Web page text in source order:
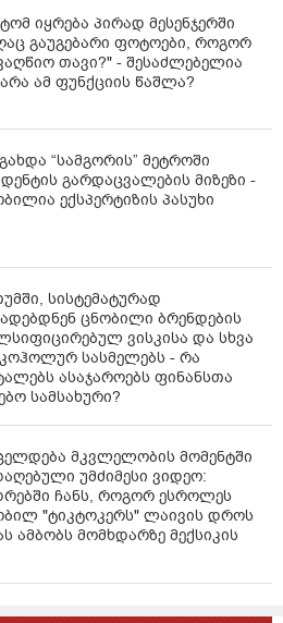
მონაწილეს, დაემორჩილონ
არ დაუშვან
წინააღმდეგ
გამოიყენებენ
შესაბამის
განცხადებაში.
იყრება პირად მესენჯერში
გაუგებარი ფოტოები, როგორ
თავი?" - შესაძლებელია
ამ ფუნქციის წაშლა?
“სამგორის” მეტროში
გარდაცვალების მიზეზი -
ექსპერტიზის პასუხი
სისტემატურად
ცნობილი ბრენდების
ვისკისა და სხვა
სასმელებს - რა
ასაჯაროებს ფინანსთა
სამსახური?
მკვლელობის მომენტში
უმძიმესი ვიდეო:
ჩანს, როგორ ესროლეს
"ტიკტოკერს" ლაივის დროს
ამბობს მომხდარზე მექსიკის